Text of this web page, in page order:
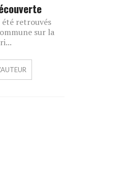
retrouvés
sur la